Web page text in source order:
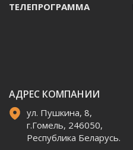
ТЕЛЕПРОГРАММА
АДРЕС КОМПАНИИ
ул. Пушкина, 8,
г.Гомель, 246050,
Республика Беларусь.